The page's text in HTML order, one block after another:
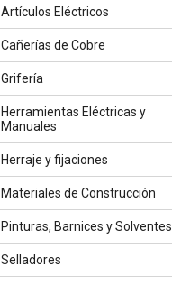
Artículos Eléctricos
Cañerías de Cobre
Grifería
Herramientas Eléctricas y
Manuales
Herraje y fijaciones
Materiales de Construcción
Pinturas, Barnices y Solventes
Selladores